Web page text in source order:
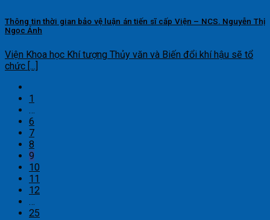
Thông tin thời gian bảo vệ luận án tiến sĩ cấp Viện – NCS. Nguyễn Thị
Ngọc Ánh
Viện Khoa học Khí tượng Thủy văn và Biến đổi khí hậu sẽ tổ
chức [...]
1
…
6
7
8
9
10
11
12
…
25